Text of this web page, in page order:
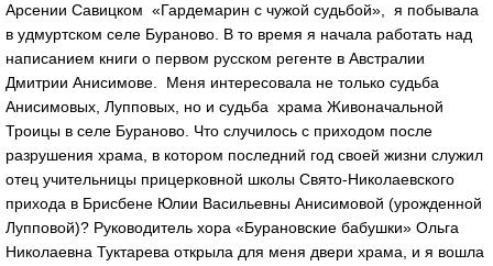
Арсении Савицком «Гардемарин с чужой судьбой», я побывала
в удмуртском селе Бураново. В то время я начала работать над
написанием книги о первом русском регенте в Австралии
Дмитрии Анисимове. Меня интересовала не только судьба
Анисимовых, Лупповых, но и судьба храма Живоначальной
Троицы в селе Бураново. Что случилось с приходом после
разрушения храма, в котором последний год своей жизни служил
отец учительницы прицерковной школы Свято-Николаевского
прихода в Брисбене Юлии Васильевны Анисимовой (урожденной
Лупповой)? Руководитель хора «Бурановские бабушки» Ольга
Николаевна Туктарева открыла для меня двери храма, и я вошла